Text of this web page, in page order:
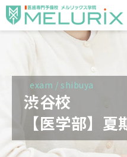
説明会/講座
校舎情報
入学案内
合格実績・合格体験記
exam / shibuya
渋谷校
【医学部】